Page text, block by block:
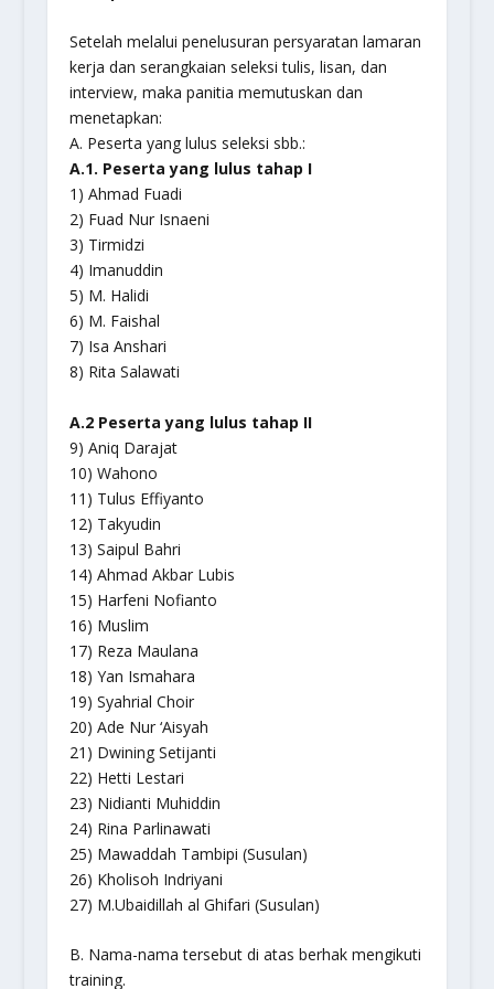
Setelah melalui penelusuran persyaratan lamaran
kerja dan serangkaian seleksi tulis, lisan, dan
interview, maka panitia memutuskan dan
menetapkan:
A. Peserta yang lulus seleksi sbb.:
A.1. Peserta yang lulus tahap I
1) Ahmad Fuadi
2) Fuad Nur Isnaeni
3) Tirmidzi
4) Imanuddin
5) M. Halidi
6) M. Faishal
7) Isa Anshari
8) Rita Salawati
A.2 Peserta yang lulus tahap II
9) Aniq Darajat
10) Wahono
11) Tulus Effiyanto
12) Takyudin
13) Saipul Bahri
14) Ahmad Akbar Lubis
15) Harfeni Nofianto
16) Muslim
17) Reza Maulana
18) Yan Ismahara
19) Syahrial Choir
20) Ade Nur ‘Aisyah
21) Dwining Setijanti
22) Hetti Lestari
23) Nidianti Muhiddin
24) Rina Parlinawati
25) Mawaddah Tambipi (Susulan)
26) Kholisoh Indriyani
27) M.Ubaidillah al Ghifari (Susulan)
B. Nama-nama tersebut di atas berhak mengikuti
training.